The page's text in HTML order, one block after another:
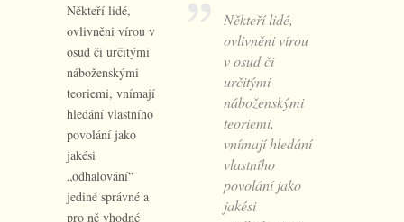
Někteří lidé,
ovlivněni vírou
v osud či
určitými
náboženskými
teoriemi,
vnímají hledání
vlastního
povolání jako
jakési
Někteří lidé,
ovlivněni vírou v
osud či určitými
náboženskými
teoriemi, vnímají
hledání vlastního
povolání jako
jakési
„odhalování“
jediné správné a
pro ně vhodné